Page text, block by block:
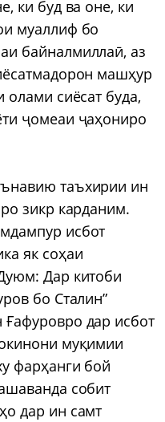
ки буд ва оне, ки
муаллиф бо
байналмиллаӣ, аз
машҳур
олами сиёсат буда,
ҷомеаи ҷаҳониро
таъхирии ин
зикр карданим.
исбот
як соҳаи
Дар китоби
бо Сталин”
дар исбот
муқимии
фарҳанги бой
собит
дар ин самт